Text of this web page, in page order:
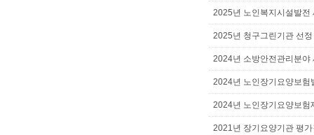
2025년 노인복지시설발전
2025년 청구그린기관 선정
2024년 소방안전관리분야
2024년 노인장기요양보험
2024년 노인장기요양보험
2021년 장기요양기관 평